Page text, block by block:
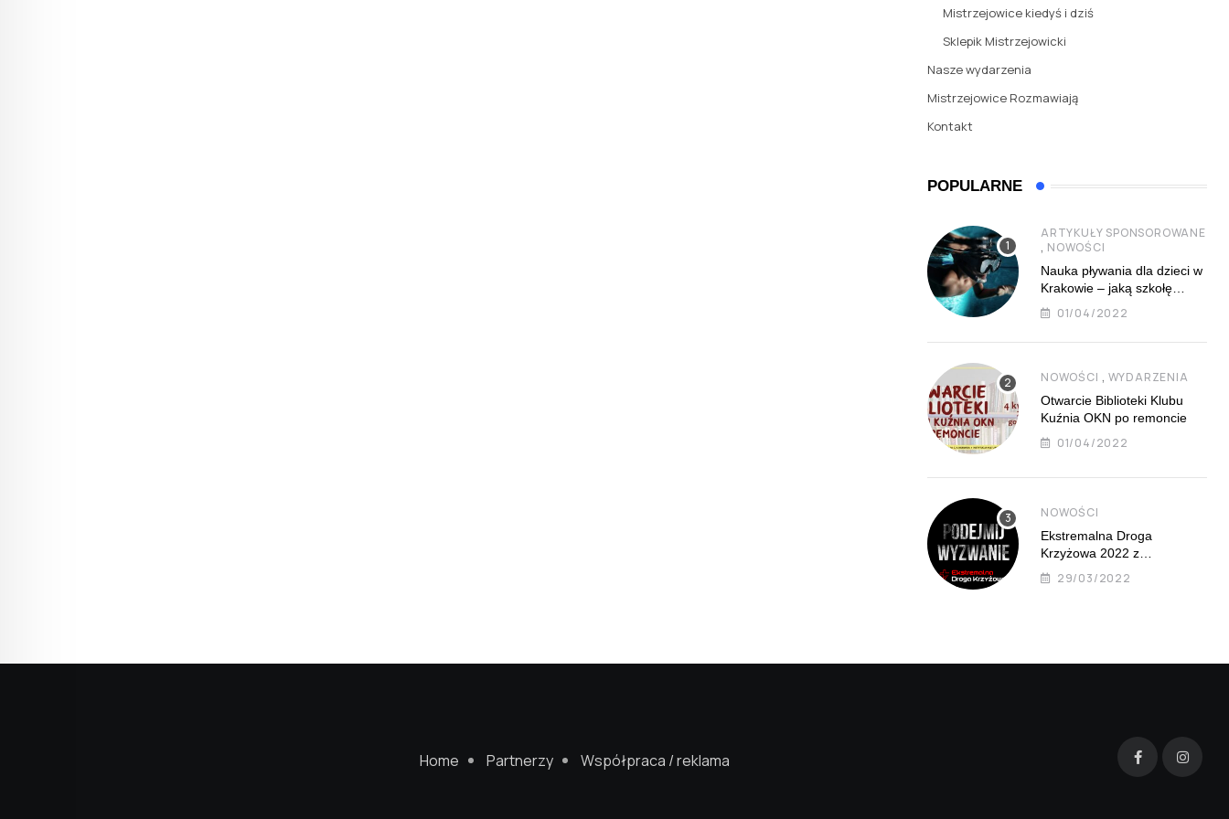
Mistrzejowice kiedyś i dziś
Sklepik Mistrzejowicki
Nasze wydarzenia
Mistrzejowice Rozmawiają
Kontakt
POPULARNE
ARTYKUŁY SPONSOROWANE
, NOWOŚCI
Nauka pływania dla dzieci w
Krakowie – jaką szkołę
najlepiej wybrać?
01/04/2022
NOWOŚCI , WYDARZENIA
Otwarcie Biblioteki Klubu
Kuźnia OKN po remoncie
01/04/2022
NOWOŚCI
Ekstremalna Droga
Krzyżowa 2022 z
Mistrzejowic już 8 kwietnia
29/03/2022
Home Partnerzy Współpraca / reklama